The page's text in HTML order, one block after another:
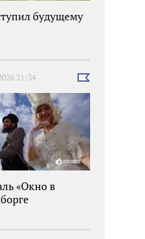
будущему
21:34
Выбрать
«Окно в